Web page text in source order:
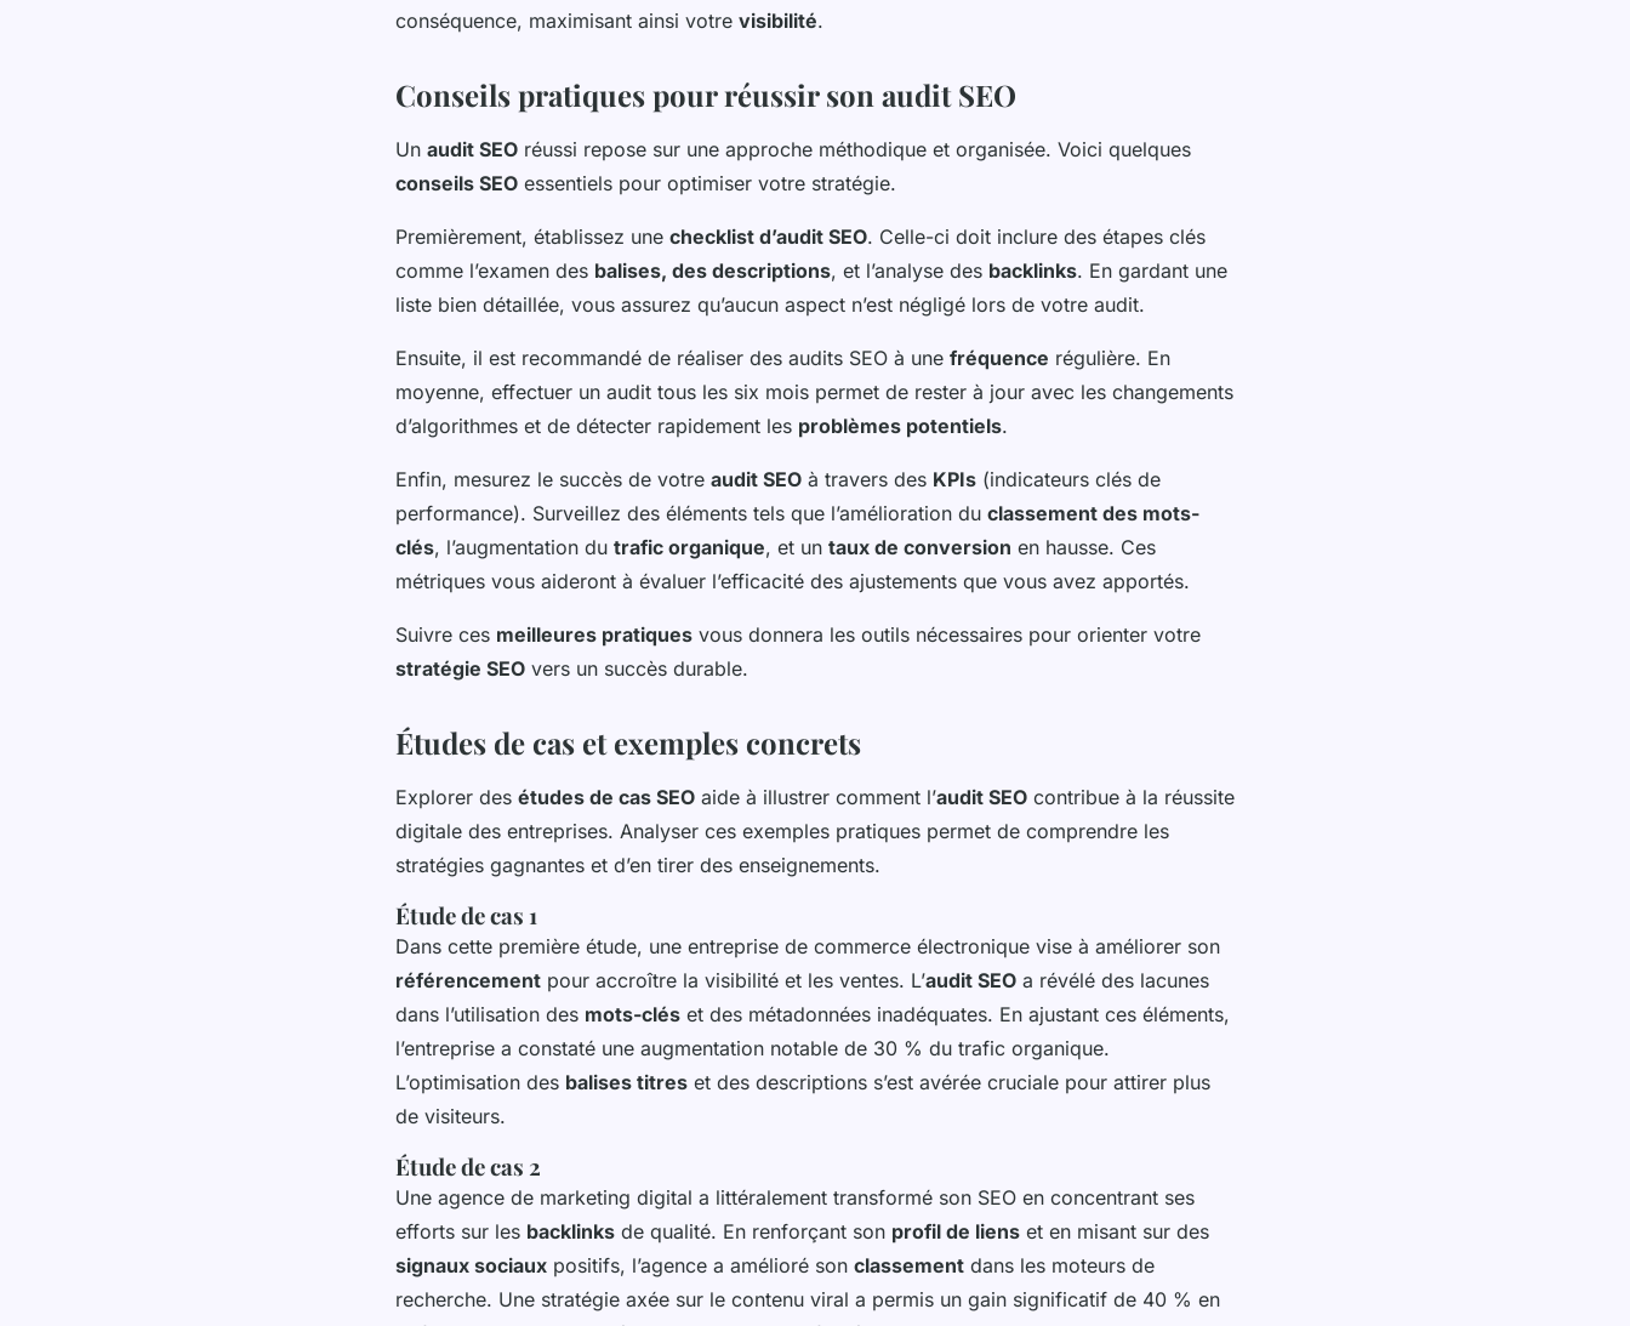
conséquence, maximisant ainsi votre visibilité.
Conseils pratiques pour réussir son audit SEO
Un audit SEO réussi repose sur une approche méthodique et organisée. Voici quelques
conseils SEO essentiels pour optimiser votre stratégie.
Premièrement, établissez une checklist d’audit SEO. Celle-ci doit inclure des étapes clés
comme l’examen des balises, des descriptions, et l’analyse des backlinks. En gardant une
liste bien détaillée, vous assurez qu’aucun aspect n’est négligé lors de votre audit.
Ensuite, il est recommandé de réaliser des audits SEO à une fréquence régulière. En
moyenne, effectuer un audit tous les six mois permet de rester à jour avec les changements
d’algorithmes et de détecter rapidement les problèmes potentiels.
Enfin, mesurez le succès de votre audit SEO à travers des KPIs (indicateurs clés de
performance). Surveillez des éléments tels que l’amélioration du classement des mots-
clés, l’augmentation du trafic organique, et un taux de conversion en hausse. Ces
métriques vous aideront à évaluer l’efficacité des ajustements que vous avez apportés.
Suivre ces meilleures pratiques vous donnera les outils nécessaires pour orienter votre
stratégie SEO vers un succès durable.
Études de cas et exemples concrets
Explorer des études de cas SEO aide à illustrer comment l’audit SEO contribue à la réussite
digitale des entreprises. Analyser ces exemples pratiques permet de comprendre les
stratégies gagnantes et d’en tirer des enseignements.
Étude de cas 1
Dans cette première étude, une entreprise de commerce électronique vise à améliorer son
référencement pour accroître la visibilité et les ventes. L’audit SEO a révélé des lacunes
dans l’utilisation des mots-clés et des métadonnées inadéquates. En ajustant ces éléments,
l’entreprise a constaté une augmentation notable de 30 % du trafic organique.
L’optimisation des balises titres et des descriptions s’est avérée cruciale pour attirer plus
de visiteurs.
Étude de cas 2
Une agence de marketing digital a littéralement transformé son SEO en concentrant ses
efforts sur les backlinks de qualité. En renforçant son profil de liens et en misant sur des
signaux sociaux positifs, l’agence a amélioré son classement dans les moteurs de
recherche. Une stratégie axée sur le contenu viral a permis un gain significatif de 40 % en